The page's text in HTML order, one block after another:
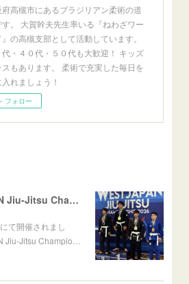
府高槻市にあるブラジリアン柔術の道
。 大賀幹夫先生率いる『ねわざワー
』の高槻支部として活動しています。
代・４０代・５０代も大歓迎！ キッズ
スもあります。 柔術で充実した毎日を
れましょう！
フォロー
ASJJF WEST JAPAN Jiu-Jitsu Championship
て開催されまし
Jiu-Jitsu Champio…